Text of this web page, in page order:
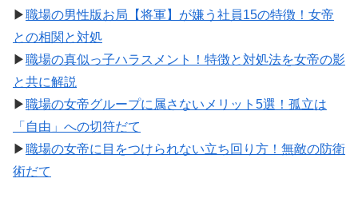
▶職場の男性版お局【将軍】が嫌う社員15の特徴！女帝
との相関と対処
▶職場の真似っ子ハラスメント！特徴と対処法を女帝の影
と共に解説
▶職場の女帝グループに属さないメリット5選！孤立は
「自由」への切符だて
▶職場の女帝に目をつけられない立ち回り方！無敵の防衛
術だて